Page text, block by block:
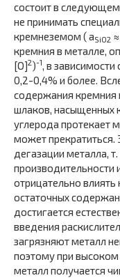
состоит в
не принимать
кремнеземом ( aSiO2
кремния в металле,
[О]2)-1, в
0,2-0,4% и более.
содержания кремния
шлаков, насыщенных
углерода протекает
может прекратиться.
дегазации металла,
производительности
отрицательно
остаточных
достигается
введения
загрязняют металл
поэтому при
металл получается